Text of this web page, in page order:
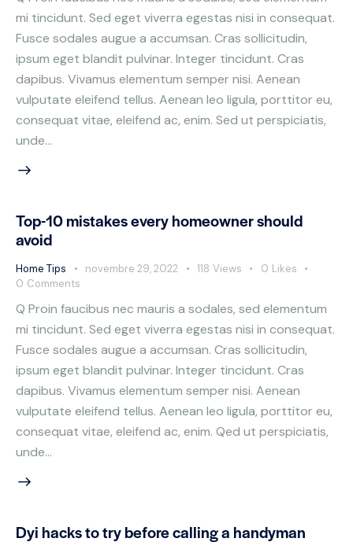
mi tincidunt. Sed eget viverra egestas nisi in consequat.
Fusce sodales augue a accumsan. Cras sollicitudin,
ipsum eget blandit pulvinar. Integer tincidunt. Cras
dapibus. Vivamus elementum semper nisi. Aenean
vulputate eleifend tellus. Aenean leo ligula, porttitor eu,
consequat vitae, eleifend ac, enim. Sed ut perspiciatis,
unde…
Top-10 mistakes every homeowner should
avoid
Home Tips novembre 29, 2022 118 Views 0 Likes
0 Comments
Q Proin faucibus nec mauris a sodales, sed elementum
mi tincidunt. Sed eget viverra egestas nisi in consequat.
Fusce sodales augue a accumsan. Cras sollicitudin,
ipsum eget blandit pulvinar. Integer tincidunt. Cras
dapibus. Vivamus elementum semper nisi. Aenean
vulputate eleifend tellus. Aenean leo ligula, porttitor eu,
consequat vitae, eleifend ac, enim. Qed ut perspiciatis,
unde…
Dyi hacks to try before calling a handyman